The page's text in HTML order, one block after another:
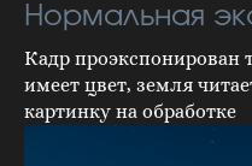
Нормальная
Кадр проэкспонирован
имеет цвет, земля
картинку на обработке